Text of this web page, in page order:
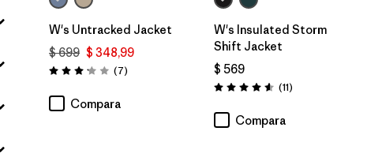
W's Untracked Jacket
$ 699 $ 348,99
Valoración: 3.1 / 5
(7Comentarios
)
Compara
W's Insulated Storm
Shift Jacket
$ 569
Valoración: 4.5 / 5
(11Comentarios
)
Compara